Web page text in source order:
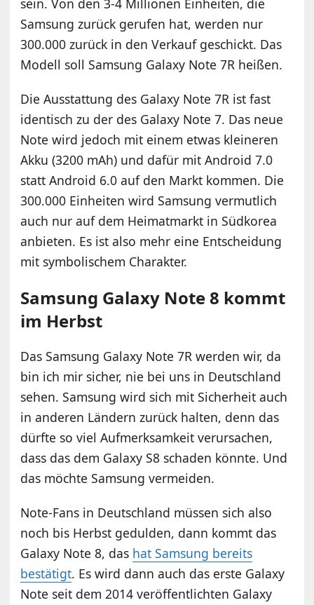
sein. Von den 3-4 Millionen Einheiten, die
Samsung zurück gerufen hat, werden nur
300.000 zurück in den Verkauf geschickt. Das
Modell soll Samsung Galaxy Note 7R heißen.
Die Ausstattung des Galaxy Note 7R ist fast
identisch zu der des Galaxy Note 7. Das neue
Note wird jedoch mit einem etwas kleineren
Akku (3200 mAh) und dafür mit Android 7.0
statt Android 6.0 auf den Markt kommen. Die
300.000 Einheiten wird Samsung vermutlich
auch nur auf dem Heimatmarkt in Südkorea
anbieten. Es ist also mehr eine Entscheidung
mit symbolischem Charakter.
Samsung Galaxy Note 8 kommt
im Herbst
Das Samsung Galaxy Note 7R werden wir, da
bin ich mir sicher, nie bei uns in Deutschland
sehen. Samsung wird sich mit Sicherheit auch
in anderen Ländern zurück halten, denn das
dürfte so viel Aufmerksamkeit verursachen,
dass das dem Galaxy S8 schaden könnte. Und
das möchte Samsung vermeiden.
Note-Fans in Deutschland müssen sich also
noch bis Herbst gedulden, dann kommt das
Galaxy Note 8, das hat Samsung bereits
bestätigt. Es wird dann auch das erste Galaxy
Note seit dem 2014 veröffentlichten Galaxy